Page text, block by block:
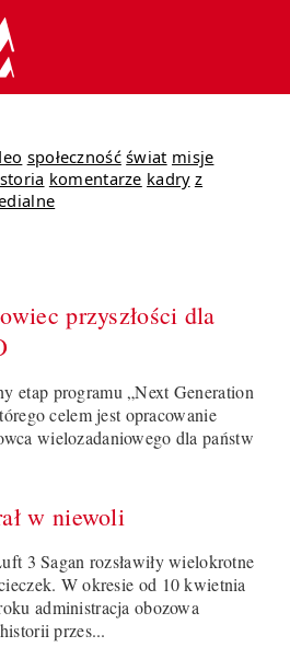
społeczność świat misje
komentarze kadry z
przyszłości dla
etap programu „Next Generation
celem jest opracowanie
wielozadaniowego dla państw
w niewoli
3 Sagan rozsławiły wielokrotne
W okresie od 10 kwietnia
administracja obozowa
przes...